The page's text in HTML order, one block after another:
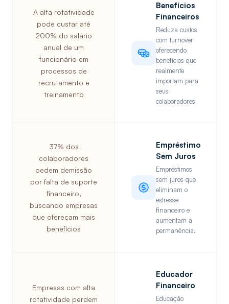
A alta rotatividade
pode custar até
200% do salário
anual de um
funcionário em
processos de
recrutamento e
treinamento
Benefícios
Financeiros
Reduza custos
com turnover
oferecendo
benefícios que
realmente
importam para
seus
colaboradores
37% dos
colaboradores
pedem demissão
por falta de suporte
financeiro,
buscando empresas
que ofereçam mais
benefícios
Empréstimo
Sem Juros
Empréstimos
sem juros que
eliminam o
estresse
financeiro e
aumentam a
permanência.
Empresas com alta
rotatividade perdem
Educador
Financeiro
Educação